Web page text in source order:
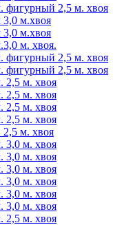
фигурный 2,5 м. хвоя
м.хвоя
м.хвоя
м. хвоя.
фигурный 2,5 м. хвоя
фигурный 2,5 м. хвоя
2,5 м. хвоя
2,5 м. хвоя
2,5 м. хвоя
2,5 м. хвоя
м. хвоя
3,0 м. хвоя
3,0 м. хвоя
3,0 м. хвоя
3,0 м. хвоя
3,0 м. хвоя
3,0 м. хвоя
2,5 м. хвоя